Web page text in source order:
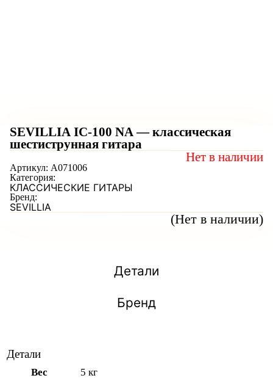
SEVILLIA IC-100 NA — классическая
шестиструнная гитара
(Нет в наличии)
Нет в наличии
Артикул: A071006
Категория:
КЛАССИЧЕСКИЕ ГИТАРЫ
Бренд:
SEVILLIA
Детали
Бренд
Детали
Вес 5 кг